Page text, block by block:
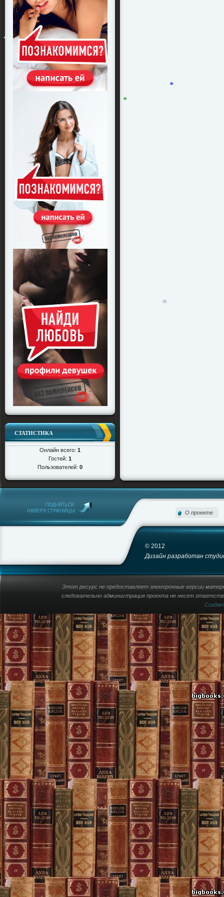
СТАТИСТИКА
Онлайн всего: 1
Гостей: 1
Пользователей: 0
О проекте
© 2012
Дизайн разработан
Этот ресурс не предоставляет электронные версии
следовательно администрация проекта не несет